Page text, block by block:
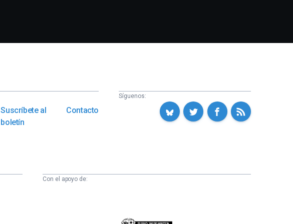
Suscríbete al
boletín
Contacto
Síguenos:
Con el apoyo de: